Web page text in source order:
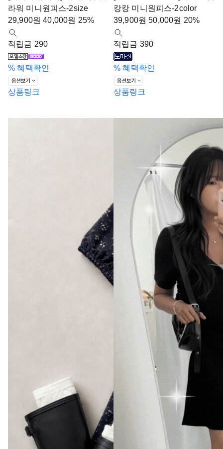
라워 미니원피스-2size
29,900원 40,000원 25%
적립금 290
% 혜택확인
상품링크
캉캉 미니원피스-2color
39,900원 50,000원 20%
적립금 390
% 혜택확인
상품링크